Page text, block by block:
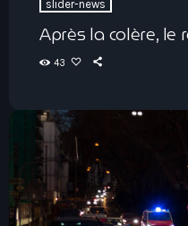
slider-news
Après la colère, le
43